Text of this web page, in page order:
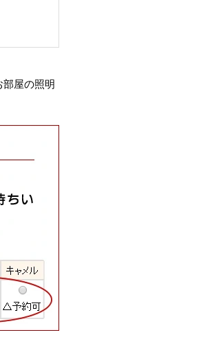
屋の照明